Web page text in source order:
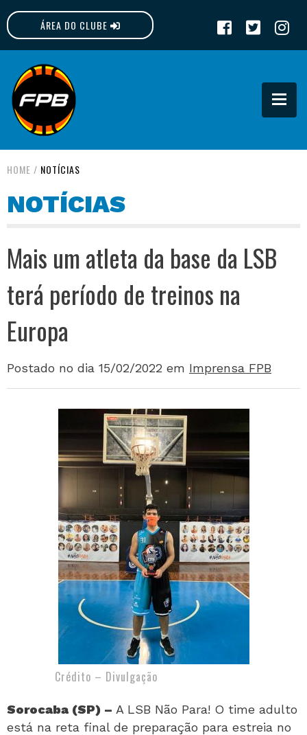
ÁREA DO CLUBE
FPB
HOME / NOTÍCIAS
NOTÍCIAS
Mais um atleta da base da LSB
terá período de treinos na
Europa
Postado no dia 15/02/2022 em Imprensa FPB
Crédito – Divulgação
Sorocaba (SP) – A LSB Não Para! O time adulto
está na reta final de preparação para estreia no